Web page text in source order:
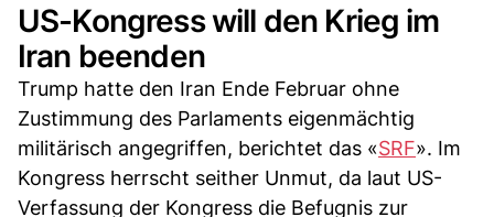
US-Kongress will den Krieg im
Iran beenden
Trump hatte den Iran Ende Februar ohne
Zustimmung des Parlaments eigenmächtig
militärisch angegriffen, berichtet das «SRF». Im
Kongress herrscht seither Unmut, da laut US-
Verfassung der Kongress die Befugnis zur